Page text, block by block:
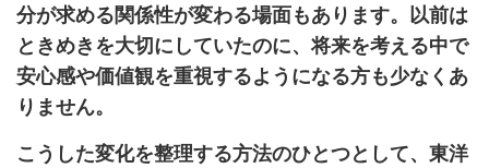
分が求める関係性が変わる場面もあります。以前は
ときめきを大切にしていたのに、将来を考える中で
安心感や価値観を重視するようになる方も少なくあ
りません。
こうした変化を整理する方法のひとつとして、東洋